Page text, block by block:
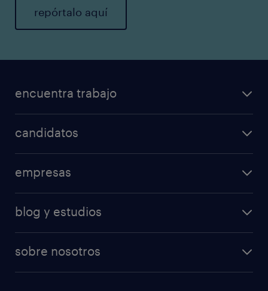
repórtalo aquí
encuentra trabajo
candidatos
empresas
blog y estudios
sobre nosotros